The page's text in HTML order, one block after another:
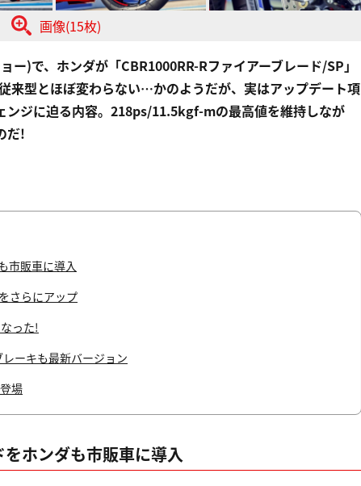
画像(15枚)
)で、ホンダが「CBR1000RR-Rファイアーブレード/SP」
来型とほぼ変わらない…かのようだが、実はアップデート項
ンジに迫る内容。218ps/11.5kgf-mの最高値を維持しなが
だ!
市販車に導入
さらにアップ
った!
ーキも最新バージョン
場
ホンダも市販車に導入